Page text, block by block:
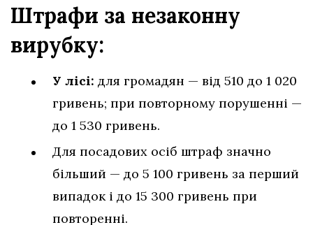
Штрафи за незаконну
вирубку:
У лісі: для громадян — від 510 до 1 020
гривень; при повторному порушенні —
до 1 530 гривень.
Для посадових осіб штраф значно
більший — до 5 100 гривень за перший
випадок і до 15 300 гривень при
повторенні.